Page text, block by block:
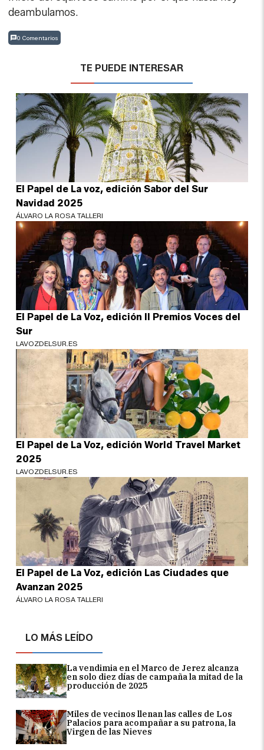
LO MÁS LEÍDO
La vendimia en el Marco de Jerez alcanza
en solo diez días de campaña la mitad de la
producción de 2025
Miles de vecinos llenan las calles de Los
Palacios para acompañar a su patrona, la
Virgen de las Nieves
deambulamos.
0 Comentarios
TE PUEDE INTERESAR
El Papel de La voz, edición Sabor del Sur
Navidad 2025
ÁLVARO LA ROSA TALLERI
El Papel de La Voz, edición II Premios Voces del
Sur
LAVOZDELSUR.ES
El Papel de La Voz, edición World Travel Market
2025
LAVOZDELSUR.ES
El Papel de La Voz, edición Las Ciudades que
Avanzan 2025
ÁLVARO LA ROSA TALLERI